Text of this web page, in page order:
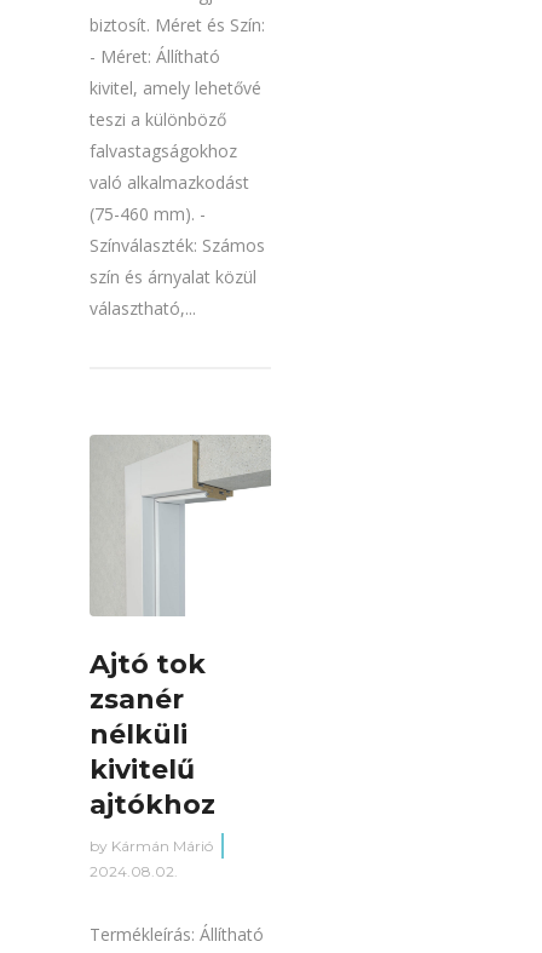
biztosít. Méret és Szín:
- Méret: Állítható
kivitel, amely lehetővé
teszi a különböző
falvastagságokhoz
való alkalmazkodást
(75-460 mm). -
Színválaszték: Számos
szín és árnyalat közül
választható,...
Ajtó tok
zsanér
nélküli
kivitelű
ajtókhoz
by Kármán Márió
2024.08.02.
Termékleírás: Állítható